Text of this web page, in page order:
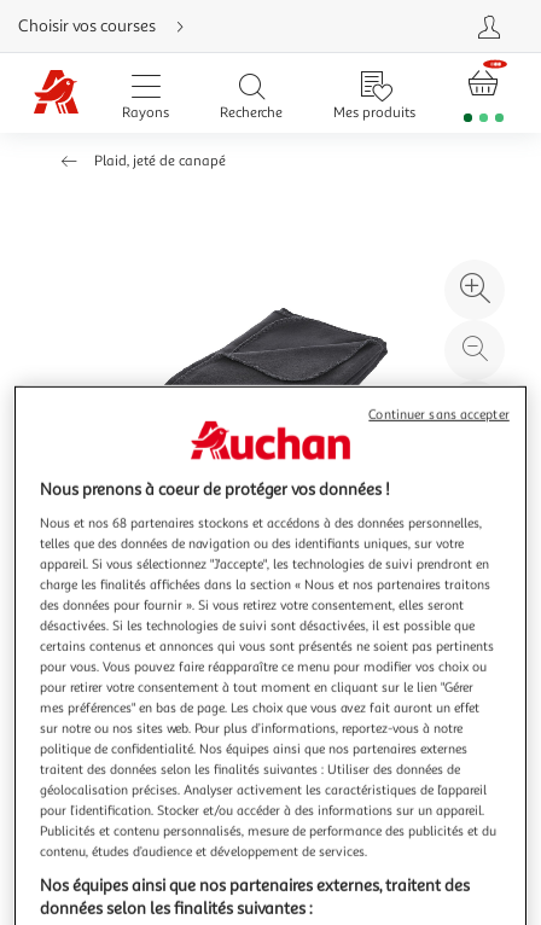
Aller
directement
au
contenu
Aller
directement
Aller
Choisir vos courses
Rayons Recherche Mes produits
Plaid, jeté de canapé
à
Illustration
précédente
Illustration
suivante
ATMOSPHERA
Plaid polaire jeremy 125x150cm gris foncé
Informations Techniques : Dimensions : L. 150 x l. 125 x H.
0,5 cm Matière : 100% Polyester Spécificités : Chaud &
Intemporel Plaid polaire Lavable en machine à 30°
Certification : Oeko-Tex Poids : 0,32 kg Couleur : Gris Foncé
En savoir +
Vendu par Paris Prix
Livr. ou retrait dès 3/4 jours
A partir de 7,99€
Plus d'options
Nous prenons à coeur de protéger vos données !
Nous et nos 68 partenaires stockons et accédons à des données personnelles,
telles que des données de navigation ou des identifiants uniques, sur votre
appareil. Si vous sélectionnez "J'accepte", les technologies de suivi prendront en
charge les finalités affichées dans la section « Nous et nos partenaires traitons
des données pour fournir ». Si vous retirez votre consentement, elles seront
désactivées. Si les technologies de suivi sont désactivées, il est possible que
certains contenus et annonces qui vous sont présentés ne soient pas pertinents
pour vous. Vous pouvez faire réapparaître ce menu pour modifier vos choix ou
pour retirer votre consentement à tout moment en cliquant sur le lien "Gérer
mes préférences" en bas de page. Les choix que vous avez fait auront un effet
sur notre ou nos sites web. Pour plus d’informations, reportez-vous à notre
politique de confidentialité. Nos équipes ainsi que nos partenaires externes
traitent des données selon les finalités suivantes : Utiliser des données de
géolocalisation précises. Analyser activement les caractéristiques de l’appareil
pour l’identification. Stocker et/ou accéder à des informations sur un appareil.
Publicités et contenu personnalisés, mesure de performance des publicités et du
contenu, études d’audience et développement de services.
Nos équipes ainsi que nos partenaires externes, traitent des
données selon les finalités suivantes :
Continuer sans accepter